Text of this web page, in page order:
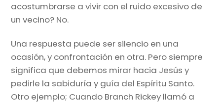
acostumbrarse a vivir con el ruido excesivo de
un vecino? No.
Una respuesta puede ser silencio en una
ocasión, y confrontación en otra. Pero siempre
significa que debemos mirar hacia Jesús y
pedirle la sabiduría y guía del Espíritu Santo.
Otro ejemplo; Cuando Branch Rickey llamó a